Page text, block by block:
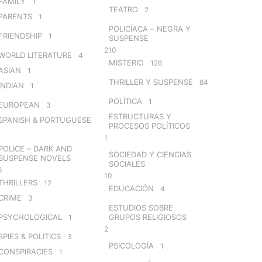
1
1
LITERATURE 4
1
1
3
& PORTUGUESE
– DARK AND
NOVELS
12
3
1
& POLITICS 3
1
TEATRO 2
POLICÍACA – NEGRA Y
SUSPENSE
210
MISTERIO 126
THRILLER Y SUSPENSE 84
POLÍTICA 1
ESTRUCTURAS Y
PROCESOS POLÍTICOS
1
SOCIEDAD Y CIENCIAS
SOCIALES
10
EDUCACIÓN 4
ESTUDIOS SOBRE
GRUPOS RELIGIOSOS
2
PSICOLOGÍA 1